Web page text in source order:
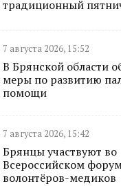
традиционный
7 августа 2026, 15:52
В Брянской области
меры по развитию
помощи
7 августа 2026, 15:42
Брянцы участвуют во
Всероссийском
волонтёров-медиков